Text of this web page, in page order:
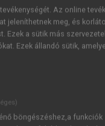
JELSZÓ
Az online
jeleníthetnek meg, és
Ezek a sütik más
Ezek állandó sütik,
böngészéshez,a funkciók